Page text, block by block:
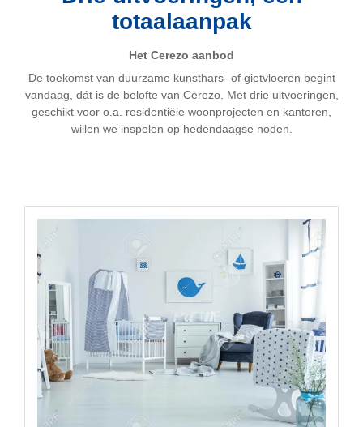
totaalaanpak
Het Cerezo aanbod
De toekomst van duurzame kunsthars- of gietvloeren begint
vandaag, dát is de belofte van Cerezo. Met drie uitvoeringen,
geschikt voor o.a. residentiële woonprojecten en kantoren,
willen we inspelen op hedendaagse noden.